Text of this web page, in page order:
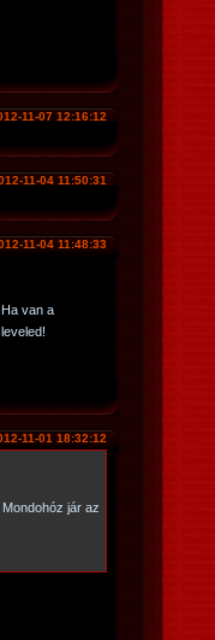
11-07 12:16:12
11-04 11:50:31
11-04 11:48:33
van a
11-01 18:32:12
jár az